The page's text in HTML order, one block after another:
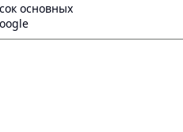
основных